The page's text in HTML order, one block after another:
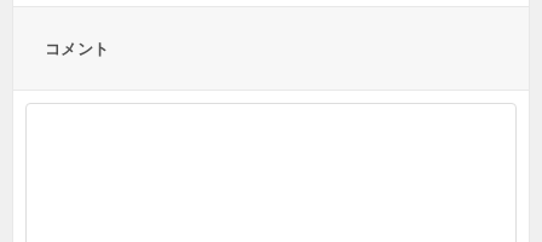
コメント